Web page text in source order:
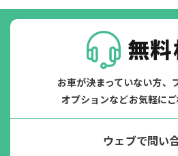
いたずら
無
お車が決まっていない方、
オプションなどお気軽にご
ウェブで問い